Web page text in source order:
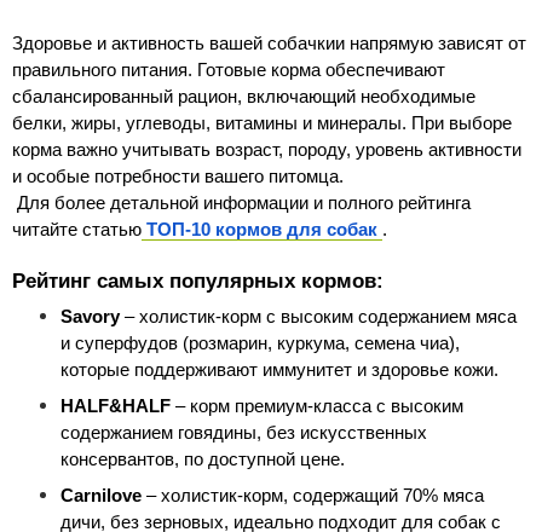
Здоровье и активность вашей собачкии напрямую зависят от
правильного питания. Готовые корма обеспечивают
сбалансированный рацион, включающий необходимые
белки, жиры, углеводы, витамины и минералы. При выборе
корма важно учитывать возраст, породу, уровень активности
и особые потребности вашего питомца.
читайте статью ТОП-10 кормов для собак .
Рейтинг самых популярных кормов:
Savory – холистик-корм с высоким содержанием мяса
и суперфудов (розмарин, куркума, семена чиа),
которые поддерживают иммунитет и здоровье кожи.
HALF&HALF – корм премиум-класса с высоким
содержанием говядины, без искусственных
консервантов, по доступной цене.
Carnilove – холистик-корм, содержащий 70% мяса
дичи, без зерновых, идеально подходит для собак с